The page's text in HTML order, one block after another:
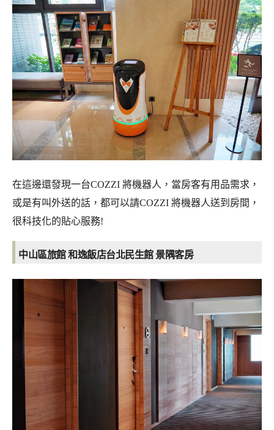
在這邊還發現一台COZZI 將機器人，當房客有用品需求，
或是有叫外送的話，都可以請COZZI 將機器人送到房間，
很科技化的貼心服務!
中山區旅館 和逸飯店台北民生館 景隅客房